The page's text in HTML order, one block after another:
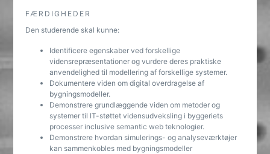
FÆRDIGHEDER
Den studerende skal kunne:
Identificere egenskaber ved forskellige
vidensrepræsentationer og vurdere deres praktiske
anvendelighed til modellering af forskellige systemer.
Dokumentere viden om digital overdragelse af
bygningsmodeller.
Demonstrere grundlæggende viden om metoder og
systemer til IT-støttet vidensudveksling i byggeriets
processer inclusive semantic web teknologier.
Demonstrere hvordan simulerings- og analyseværktøjer
kan sammenkobles med bygningsmodeller